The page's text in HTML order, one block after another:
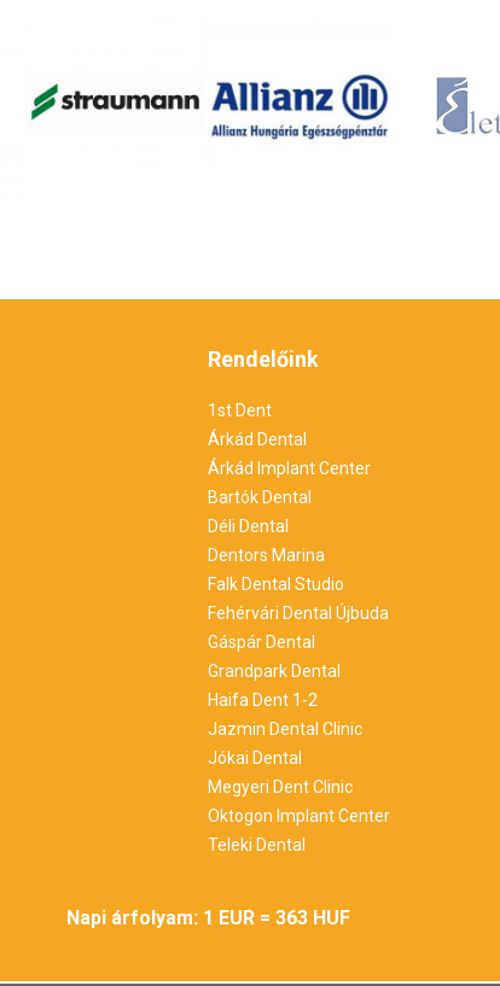
Rendelőink
1st Dent
Árkád Dental
Árkád Implant Center
Bartók Dental
Déli Dental
Dentors Marina
Falk Dental Studio
Fehérvári Dental Újbuda
Gáspár Dental
Grandpark Dental
Haifa Dent 1-2
Jazmin Dental Clinic
Jókai Dental
Megyeri Dent Clinic
Oktogon Implant Center
Teleki Dental
Napi árfolyam: 1 EUR = 363 HUF